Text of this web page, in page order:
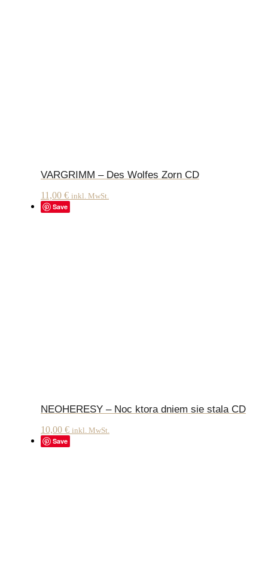
VARGRIMM – Des Wolfes Zorn CD
11,00 € inkl. MwSt.
Save
NEOHERESY – Noc ktora dniem sie stala CD
10,00 € inkl. MwSt.
Save